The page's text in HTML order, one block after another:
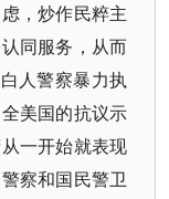
，炒作民粹主
同服务，从而
人警察暴力执
美国的抗议示
一开始就表现
察和国民警卫